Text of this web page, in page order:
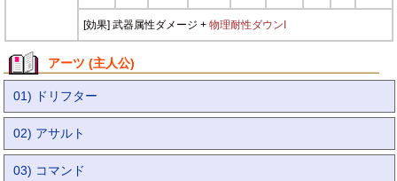
[効果] 武器属性ダメージ + 物理耐性ダウンI
アーツ (主人公)
01) ドリフター
02) アサルト
03) コマンド